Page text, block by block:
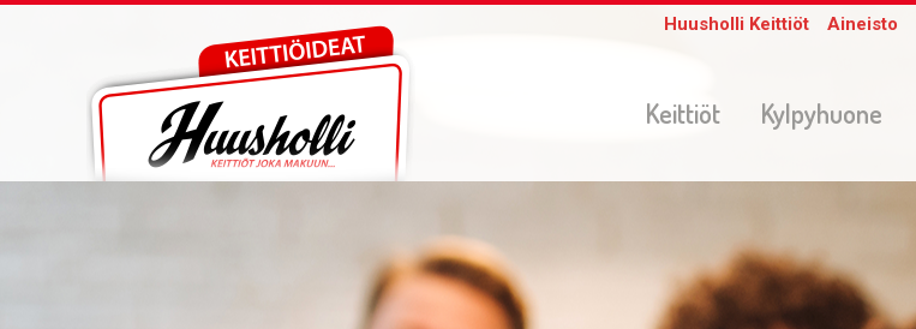
Huusholli Keittiöt Aineisto
Keittiöt Kylpyhuone